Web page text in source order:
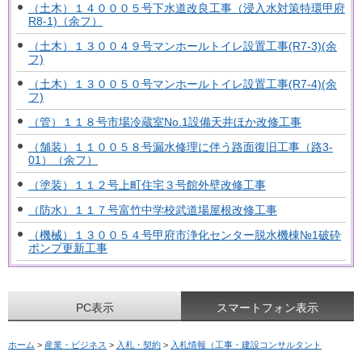
（土木）１４０００５号下水道改良工事（浸入水対策特環甲府
R8-1)（余フ）
（土木）１３００４９号マンホールトイレ設置工事(R7-3)(余
フ)
（土木）１３００５０号マンホールトイレ設置工事(R7-4)(余
フ)
（管）１１８号市場冷蔵室No.1設備天井ほか改修工事
（舗装）１１００５８号漏水修理に伴う路面復旧工事（路3-
01）（余フ）
（塗装）１１２号上町住宅３号館外壁改修工事
（防水）１１７号富竹中学校武道場屋根改修工事
（機械）１３００５４号甲府市浄化センター脱水機棟№1破砕
ポンプ更新工事
PC表示 スマートフォン表示
ホーム > 産業・ビジネス > 入札・契約 > 入札情報（工事・建設コンサルタント